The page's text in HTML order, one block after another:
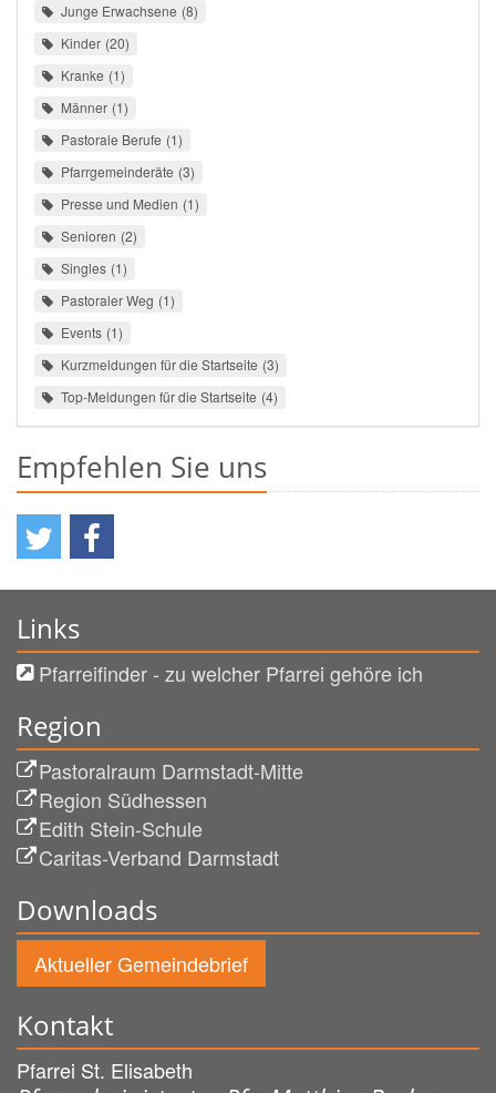
Junge Erwachsene 8
Kinder 20
Kranke 1
Männer 1
Pastorale Berufe 1
Pfarrgemeinderäte 3
Presse und Medien 1
Senioren 2
Singles 1
Pastoraler Weg 1
Events 1
Kurzmeldungen für die Startseite 3
Top-Meldungen für die Startseite 4
Empfehlen Sie uns
Links
Pfarreifinder - zu welcher Pfarrei gehöre ich
Region
Pastoralraum Darmstadt-Mitte
Region Südhessen
Edith Stein-Schule
Caritas-Verband Darmstadt
Downloads
Aktueller Gemeindebrief
Kontakt
Pfarrei St. Elisabeth